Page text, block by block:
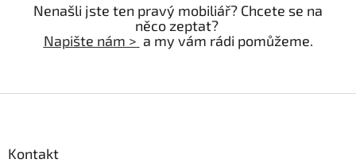
Nenašli jste ten pravý mobiliář? Chcete se na
něco zeptat?
Napište nám > a my vám rádi pomůžeme.
Kontakt